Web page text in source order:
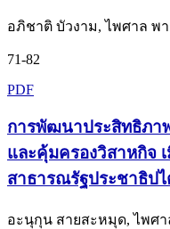
อภิชาติ บัวงาม, ไพศาล พ
71-82
PDF
การพัฒนาประสิทธิภา
และคุ้มครองวิสาหกิจ
สาธารณรัฐประชาธิป
อะนุกุน สายสะหมุด, ไพศ